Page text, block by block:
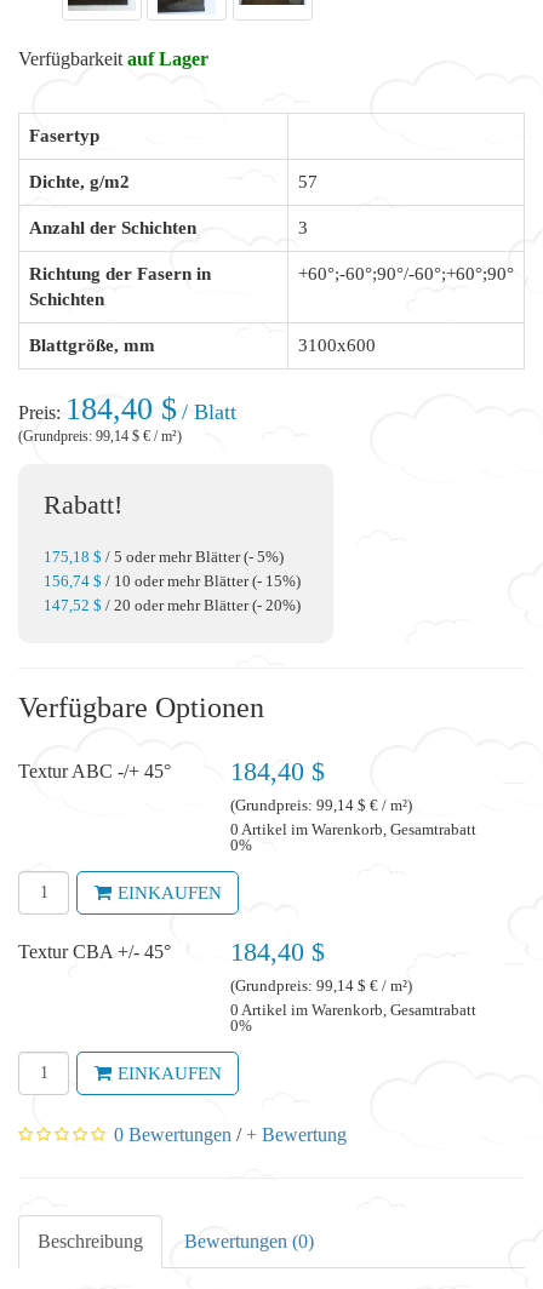
Verfügbarkeit auf Lager
Fasertyp
Dichte, g/m2 57
Anzahl der Schichten 3
Richtung der Fasern in
Schichten
+60°;-60°;90°/-60°;+60°;90°
Blattgröße, mm 3100x600
Preis: 184,40 $ / Blatt
(Grundpreis: 99,14 $ € / m²)
Rabatt!
175,18 $ / 5 oder mehr Blätter (- 5%)
156,74 $ / 10 oder mehr Blätter (- 15%)
147,52 $ / 20 oder mehr Blätter (- 20%)
Verfügbare Optionen
Textur ABC -/+ 45° 184,40 $
(Grundpreis: 99,14 $ € / m²)
0 Artikel im Warenkorb, Gesamtrabatt
0%
EINKAUFEN
Textur CBA +/- 45° 184,40 $
(Grundpreis: 99,14 $ € / m²)
0 Artikel im Warenkorb, Gesamtrabatt
0%
EINKAUFEN
0 Bewertungen /+ Bewertung
Beschreibung Bewertungen (0)